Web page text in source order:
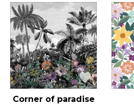
Corner of paradise